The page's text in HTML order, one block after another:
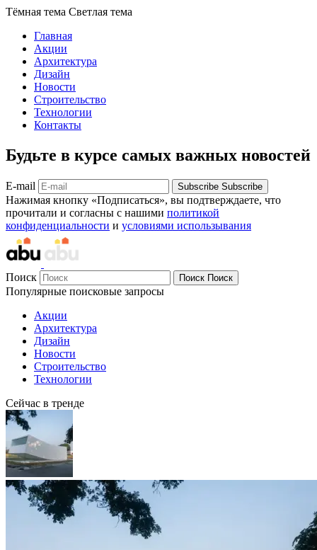
Тёмная тема Светлая тема
Главная
Акции
Архитектура
Дизайн
Новости
Строительство
Технологии
Контакты
Будьте в курсе самых важных новостей
E-mail Subscribe Subscribe
Нажимая кнопку «Подписаться», вы подтверждаете, что
прочитали и согласны с нашими политикой
конфиденциальности и условиями использывания
Поиск Поиск Поиск
Популярные поисковые запросы
Акции
Архитектура
Дизайн
Новости
Строительство
Технологии
Сейчас в тренде